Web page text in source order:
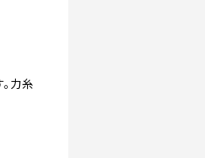
力糸